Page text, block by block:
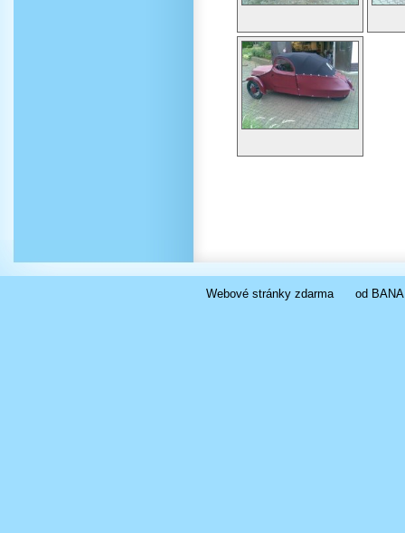
Webové stránky zdarma od